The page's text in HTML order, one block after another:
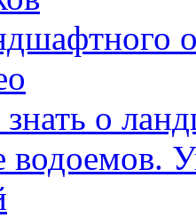
о
водоемов.